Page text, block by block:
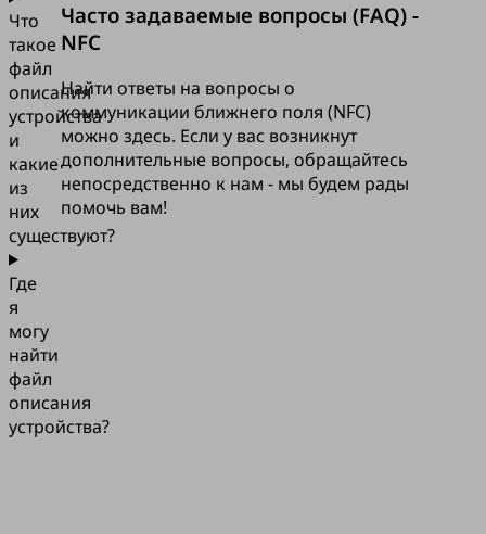
Что
такое
файл
описания
устройства
и
какие
из
них
существуют?
Где
я
могу
найти
файл
описания
устройства?
Часто задаваемые вопросы (FAQ) -
NFC
Найти ответы на вопросы о
коммуникации ближнего поля (NFC)
можно здесь. Если у вас возникнут
дополнительные вопросы, обращайтесь
непосредственно к нам - мы будем рады
помочь вам!